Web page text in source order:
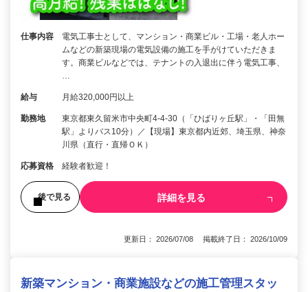
仕事内容
電気工事士として、マンション・商業ビル・工場・老人ホー
ムなどの新築現場の電気設備の施工を手がけていただきま
す。商業ビルなどでは、テナントの入退出に伴う電気工事、
…
給与 月給320,000円以上
勤務地
東京都東久留米市中央町4-4-30（「ひばりヶ丘駅」・「田無
駅」よりバス10分）／【現場】東京都内近郊、埼玉県、神奈
川県（直行・直帰ＯＫ）
応募資格 経験者歓迎！
後で見る 詳細を見る
更新日： 2026/07/08 掲載終了日： 2026/10/09
新築マンション・商業施設などの施工管理スタッ